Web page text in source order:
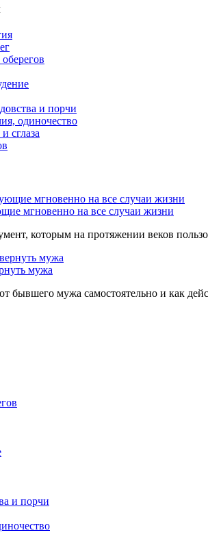
и порчи
одиночество
сглаза
мгновенно на все случаи жизни
которым на протяжении веков
мужа
бывшего мужа самостоятельно и как
и порчи